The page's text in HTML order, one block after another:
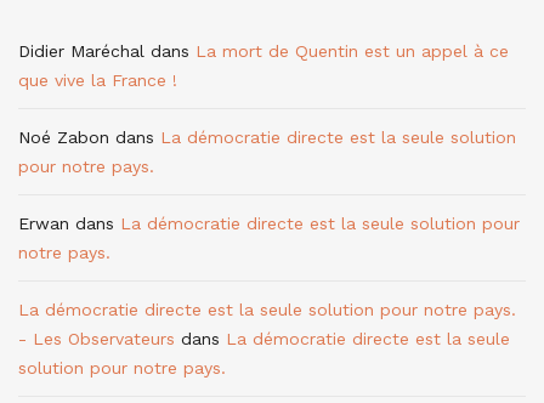
Didier Maréchal dans La mort de Quentin est un appel à ce
que vive la France !
Noé Zabon dans La démocratie directe est la seule solution
pour notre pays.
Erwan dans La démocratie directe est la seule solution pour
notre pays.
La démocratie directe est la seule solution pour notre pays.
- Les Observateurs dans La démocratie directe est la seule
solution pour notre pays.